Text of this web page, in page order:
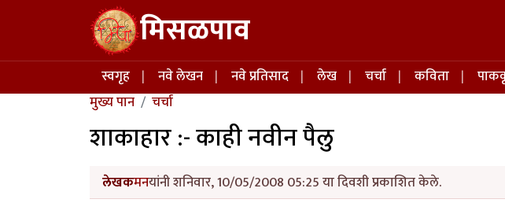
Skip to main content मिसळपाव
Main navigation
स्वगृह नवे लेखन नवे प्रतिसाद लेख चर्चा कविता
मुख्य पान
चर्चा
शाकाहार :- काही नवीन पैलु
लेखकमनयांनी शनिवार, 10/05/2008 05:25 या दिवशी प्रकाशित केले.